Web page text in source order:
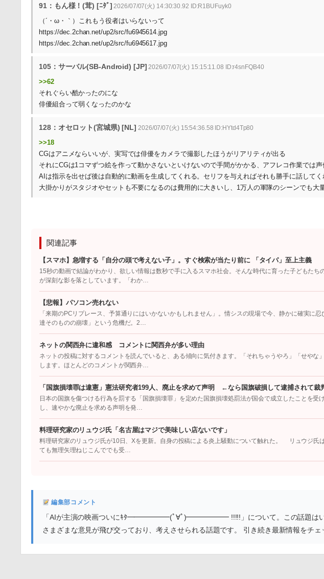
91：もん様！(茸) [ﾆﾀﾞ] 2026/07/07(火) 14:30:30.92 ID:R1BUFuyk0
（´・ω・｀）これもう役者はいらないって
https://dec.2chan.net/up2/src/fu6945614.jpg
https://dec.2chan.net/up2/src/fu6945617.jpg
105：サーバル(SB-Android) [JP] 2026/07/07(火) 15:15:11.08 ID:r4snFQB40
>>62
それぐらい酷かったのにな
俳優組合って弱くなったのかな
128：オセロット(宮城県) [NL] 2026/07/07(火) 15:54:36.58 ID:HYtd4Tp80
>>18
CGはアニメならいいが、実写では俳優をカメラで撮影したほうがリアリティが出る
それにCGは1コマずつ絵を作って動かさないといけないので手間がかかる、アフレコ作業では
AIは指示を出せば後は自動的に動画を生成してくれる。セリフを与えればそれも勝手に話してく
大掛かりがスタジオやセットも不要になるのは費用的に大きいし、1万人の軍隊のシーンでも大
関連記事
【スマホ】急増する「自分の頭で考えない子」。すぐ検索が当たり前に 「タイパ」至上主義
15秒の動画で結論がわかり、欲しい情報は数秒で手に入るスマホ社会。そんな時代に育った子どもた
が深刻な影を落としています。「わか…
【悲報】パソコン売れない
「来期のPCリプレース、予算通りにはいかないかもしれません」。情シスの現場で今、静かに確実に
達そのものの崩壊」という危機だ。2…
ネットの関西弁に違和感 コメントに関西弁が多い理由
ネットの投稿に対するコメントを読んでいると、ある傾向に気付きます。「それちゃうやろ」「せや
します。ほとんどのコメントが関西弁…
「国旗損壊罪は違憲」憲法研究者199人、廃止を求めて声明 ←なら国旗破損して逮捕されて裁
日本の国旗を傷つける行為を罰する「国旗損壊罪」を定めた国旗損壊処罰法が国会で成立したことを
し、速やかな廃止を求める声明を発…
料理研究家のリュウジ氏「名古屋はマジで美味しい店ないです」
料理研究家のリュウジ氏が10日、Xを更新。自身の投稿による炎上騒動について触れた。 リュウジ氏
ても無理矢理ねじこんででも受…
編集部コメント
「AIが主演の映画ついにｷﾀ━━━━━━(ﾟ∀ﾟ)━━━━━━ !!!!!」について。この話題はいち
さまざまな意見が飛び交っており、考えさせられる話題です。 引き続き最新情報をチェ